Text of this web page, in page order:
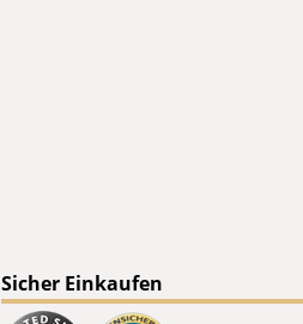
Sicher Einkaufen